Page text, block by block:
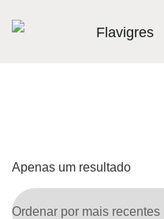
Apenas um resultado